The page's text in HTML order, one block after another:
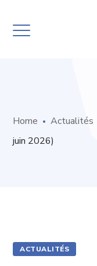
Home Actualités
juin 2026)
ACTUALITÉS